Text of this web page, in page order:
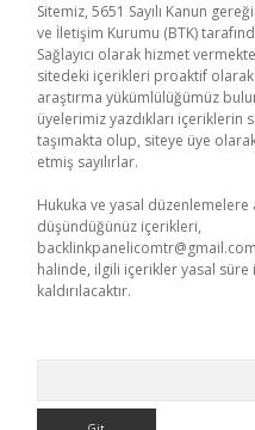
Sitemiz, 5651 Sayılı Kanun
ve İletişim Kurumu (BTK)
Sağlayıcı olarak hizmet
sitedeki içerikleri proaktif
araştırma yükümlülüğümüz
üyelerimiz yazdıkları içeriklerin
taşımakta olup, siteye üye
etmiş sayılırlar.
Hukuka ve yasal düzenlemelere
düşündüğünüz içerikleri,
backlinkpanelicomtr@gmail.com
halinde, ilgili içerikler yasal
kaldırılacaktır.